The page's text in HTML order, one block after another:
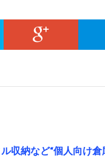
収納など“個人向け